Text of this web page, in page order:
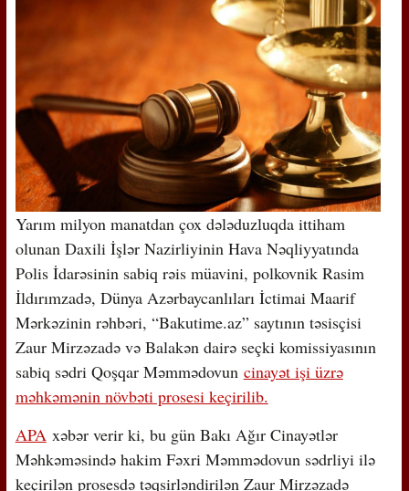
Yarım milyon manatdan çox dələduzluqda ittiham
olunan Daxili İşlər Nazirliyinin Hava Nəqliyyatında
Polis İdarəsinin sabiq rəis müavini, polkovnik Rasim
İldırımzadə, Dünya Azərbaycanlıları İctimai Maarif
Mərkəzinin rəhbəri, “Bakutime.az” saytının təsisçisi
Zaur Mirzəzadə və Balakən dairə seçki komissiyasının
sabiq sədri Qoşqar Məmmədovun cinayət işi üzrə
məhkəmənin növbəti prosesi keçirilib.
APAxəbər verir ki, bu gün Bakı Ağır Cinayətlər
Məhkəməsində hakim Fəxri Məmmədovun sədrliyi ilə
keçirilən prosesdə təqsirləndirilən Zaur Mirzəzadə